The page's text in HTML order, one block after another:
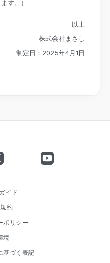
す。）
以上
株式会社まさし
制定日：2025年4月1日
イド
約
ポリシー
境
基づく表記